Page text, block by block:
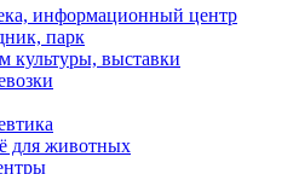
информационный центр
парк
культуры, выставки
для животных